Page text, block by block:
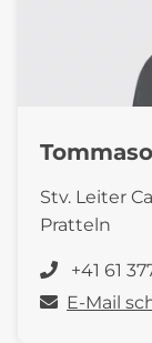
Stv. Leiter
Pratteln
+41 61
E-Mail